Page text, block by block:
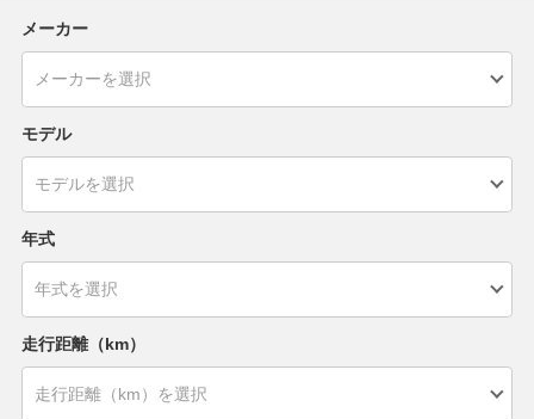
メーカー
モデル
年式
走行距離（km）